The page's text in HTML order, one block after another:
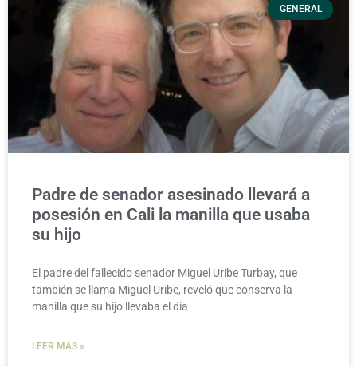
GENERAL
Padre de senador asesinado llevará a
posesión en Cali la manilla que usaba
su hijo
El padre del fallecido senador Miguel Uribe Turbay, que
también se llama Miguel Uribe, reveló que conserva la
manilla que su hijo llevaba el día
LEER MÁS »